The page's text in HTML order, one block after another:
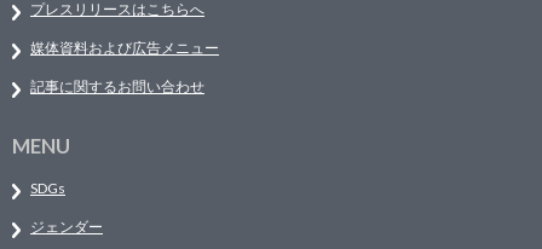
プレスリリースはこちらへ
媒体資料および広告メニュー
記事に関するお問い合わせ
MENU
SDGs
ジェンダー